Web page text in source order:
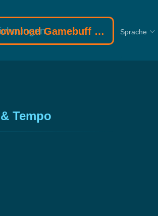
Gamebuff Trainer Sprache
Tempo